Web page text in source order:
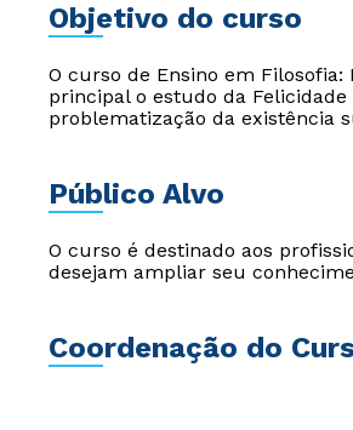
Objetivo do curso
O curso de Ensino em
principal o estudo da
problematização da existência
Público Alvo
O curso é destinado aos
desejam ampliar seu
Coordenação do